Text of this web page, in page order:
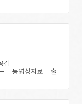
감
드 동영상자료 출